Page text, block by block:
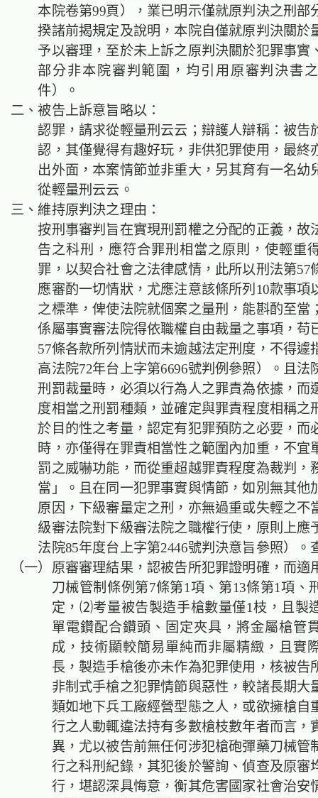
本院卷第99頁），業已明示僅就原判決之刑部
揆諸前揭規定及說明，本院自僅就原判決關於
予以審理，至於未上訴之原判決關於犯罪事實
部分非本院審判範圍，均引用原審判決書
件）。
二、被告上訴意旨略以：
認罪，請求從輕量刑云云；辯護人辯稱：被告
認，其僅覺得有趣好玩，非供犯罪使用，最終
出外面，本案情節並非重大，另其育有一名幼
從輕量刑云云。
三、維持原判決之理由：
按刑事審判旨在實現刑罰權之分配的正義，故
告之科刑，應符合罪刑相當之原則，使輕重
罪，以契合社會之法律感情，此所以刑法第57
應審酌一切情狀，尤應注意該條所列10款事項
之標準，俾使法院就個案之量刑，能斟酌至當
係屬事實審法院得依職權自由裁量之事項，苟
57條各款所列情狀而未逾越法定刑度，不得遽
高法院72年台上字第6696號判例參照）。且法
刑罰裁量時，必須以行為人之罪責為依據，而
度相當之刑罰種類，並確定與罪責程度相稱之
於目的性之考量，認定有犯罪預防之必要，而
時，亦僅得在罪責相當性之範圍內加重，不宜
罰之威嚇功能，而從重超越罪責程度為裁判，
當」。且在同一犯罪事實與情節，如別無其他
原因，下級審量定之刑，亦無過重或失輕之不
級審法院對下級審法院之職權行使，原則上應
法院85年度台上字第2446號判決意旨參照）。
（一）原審審理結果，認被告所犯罪證明確，而
刀械管制條例第7條第1項、第13條第1項、
定，⑵考量被告製造手槍數量僅1枝，且製
單電鑽配合鑽頭、固定夾具，將金屬槍管
成，技術顯較簡易單純而非屬精緻，且實
長，製造手槍後亦未作為犯罪使用，核被告
非制式手槍之犯罪情節與惡性，較諸長期大
類如地下兵工廠經營型態之人，或欲擁槍自
行之人動輒違法持有多數槍枝數年者而言，
異，尤以被告前無任何涉犯槍砲彈藥刀械管
行之科刑紀錄，其犯後於警詢、偵查及原審
行，堪認深具悔意，衡其危害國家社會治安